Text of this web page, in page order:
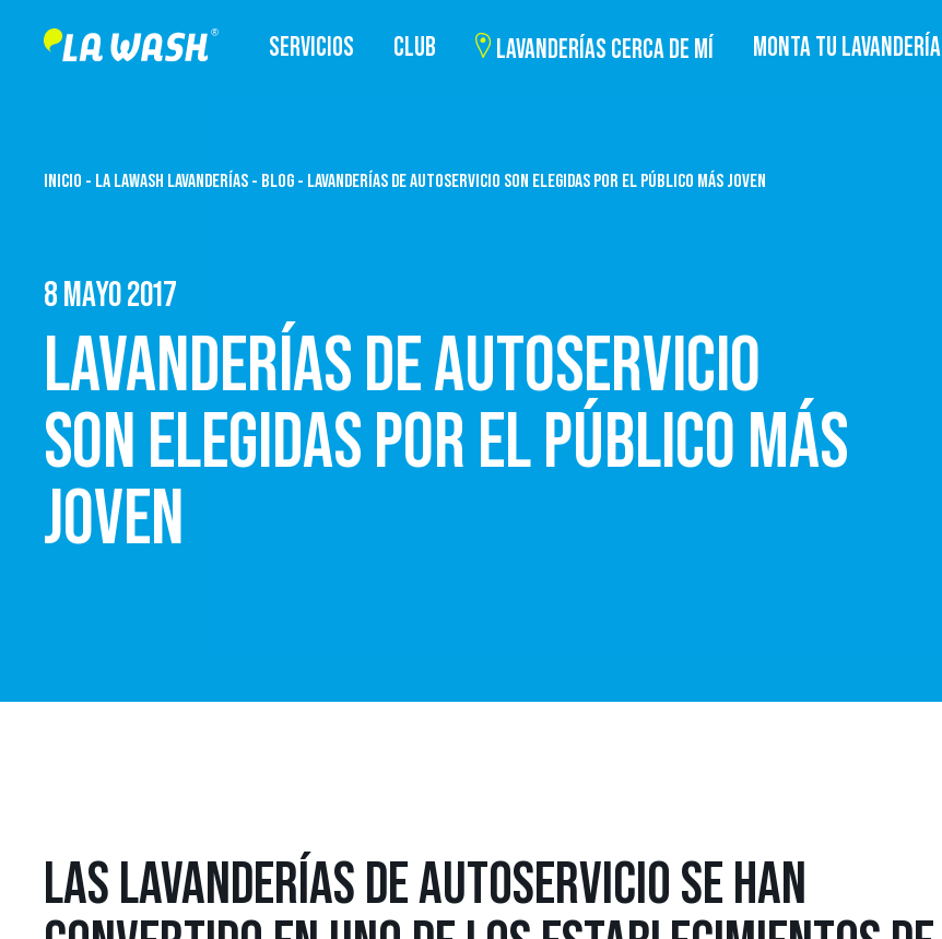
SERVICIOS CLUB LAVANDERÍAS CERCA DE MÍ MONTA TU LAVANDERÍA
INICIO - LA LAWASH LAVANDERÍAS - BLOG - LAVANDERÍAS DE AUTOSERVICIO SON ELEGIDAS POR EL PÚBLICO MÁS JOVEN
8 MAYO 2017
LAVANDERÍAS DE AUTOSERVICIO
SON ELEGIDAS POR EL PÚBLICO MÁS
JOVEN
LAS LAVANDERÍAS DE AUTOSERVICIO SE HAN